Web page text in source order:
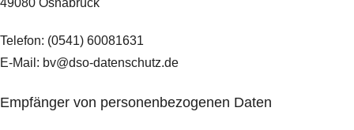
49080 Osnabrück
Telefon: (0541) 60081631
E-Mail: bv@dso-datenschutz.de
Empfänger von personenbezogenen Daten